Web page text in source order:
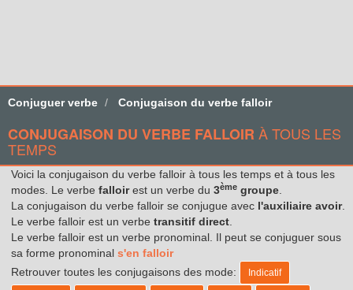
Conjuguer verbe Conjugaison du verbe falloir
CONJUGAISON DU VERBE FALLOIR À TOUS LES
TEMPS
Voici la conjugaison du verbe falloir à tous les temps et à tous les
modes. Le verbe falloirest un verbe du 3ème groupe
La conjugaison du verbe falloir se conjugue avec l'auxiliaire avoir.
Le verbe falloir est un verbe transitif direct
Le verbe falloir est un verbe pronominal. Il peut se conjuguer sous
sa forme pronominal s'en falloir
Retrouver toutes les conjugaisons des mode:
Indicatif